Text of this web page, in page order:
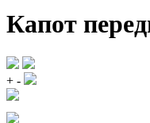
Капот
+ -